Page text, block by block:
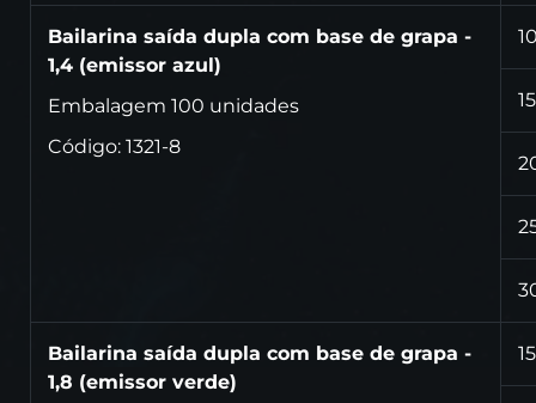
Bailarina saída dupla com base de grapa -
1,4 (emissor azul)
Embalagem 100 unidades
Código: 1321-8
15
Bailarina saída dupla com base de grapa -
1,8 (emissor verde)
15